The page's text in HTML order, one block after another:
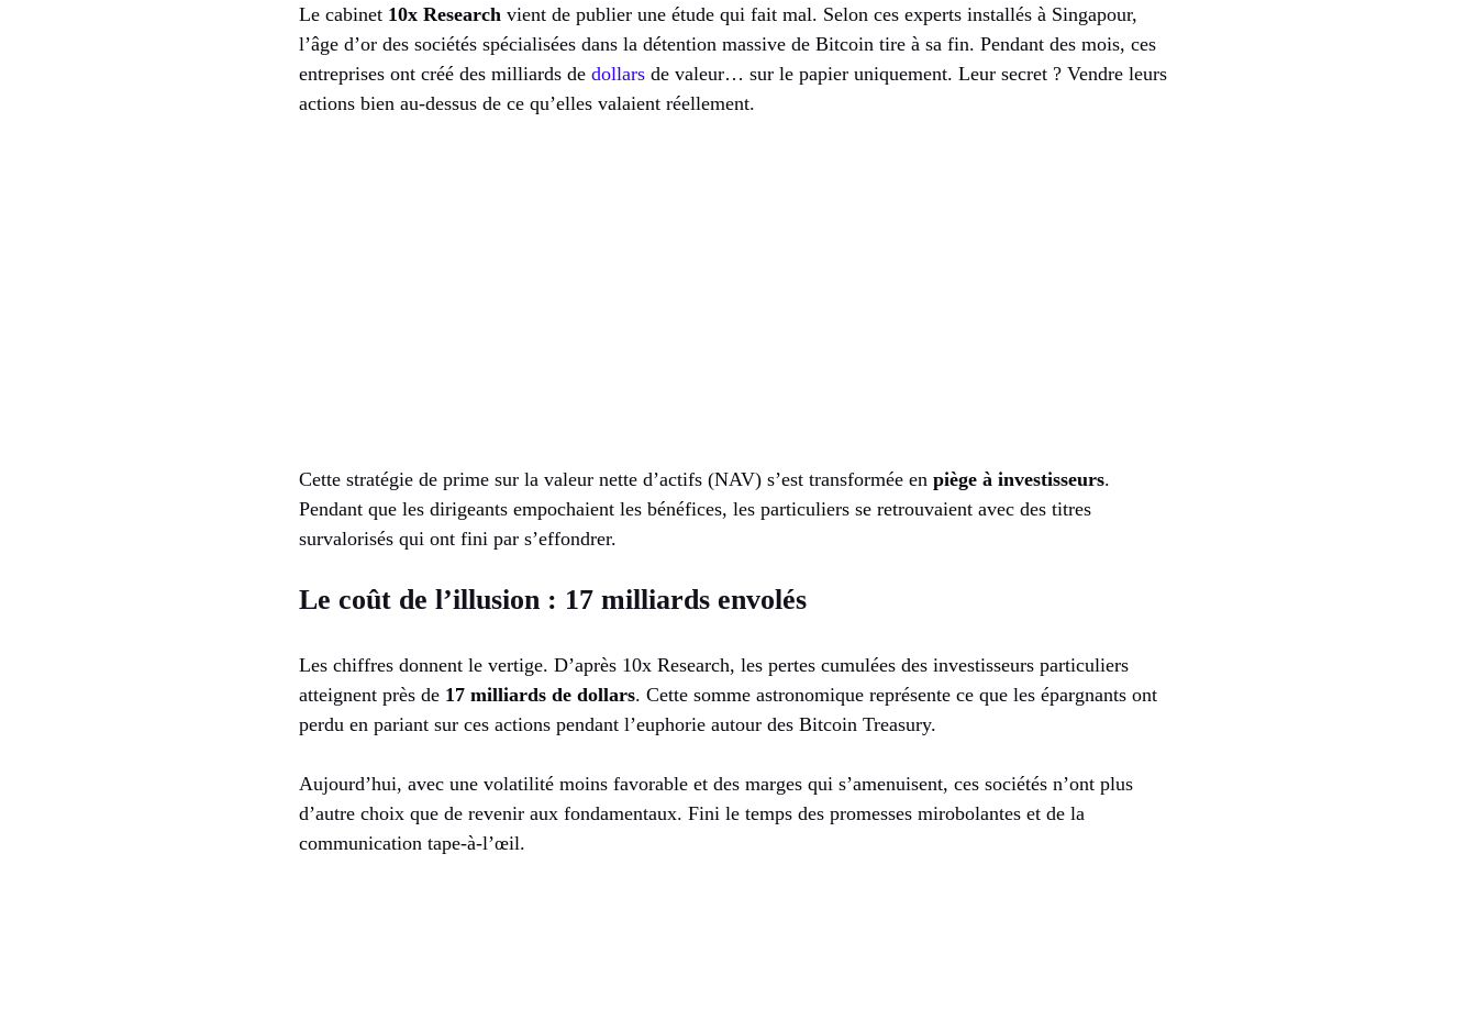
Le cabinet 10x Research vient de publier une étude qui fait mal. Selon ces experts installés à Singapour,
l’âge d’or des sociétés spécialisées dans la détention massive de Bitcoin tire à sa fin. Pendant des mois, ces
entreprises ont créé des milliards de dollars de valeur… sur le papier uniquement. Leur secret ? Vendre leurs
actions bien au-dessus de ce qu’elles valaient réellement.
Cette stratégie de prime sur la valeur nette d’actifs (NAV) s’est transformée en piège à investisseurs.
Pendant que les dirigeants empochaient les bénéfices, les particuliers se retrouvaient avec des titres
survalorisés qui ont fini par s’effondrer.
Le coût de l’illusion : 17 milliards envolés
Les chiffres donnent le vertige. D’après 10x Research, les pertes cumulées des investisseurs particuliers
atteignent près de 17 milliards de dollars. Cette somme astronomique représente ce que les épargnants ont
perdu en pariant sur ces actions pendant l’euphorie autour des Bitcoin Treasury.
Aujourd’hui, avec une volatilité moins favorable et des marges qui s’amenuisent, ces sociétés n’ont plus
d’autre choix que de revenir aux fondamentaux. Fini le temps des promesses mirobolantes et de la
communication tape-à-l’œil.